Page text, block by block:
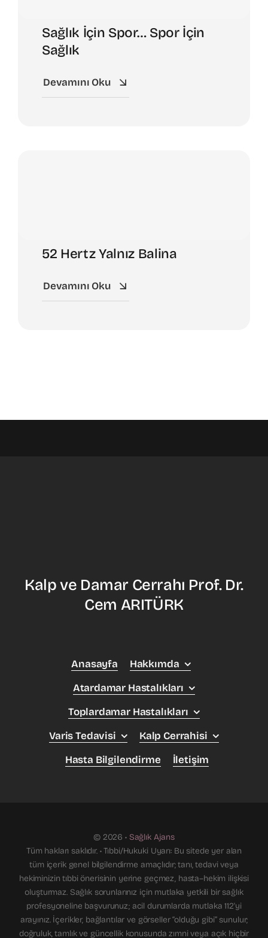
Sağlık İçin Spor… Spor İçin
Sağlık
Devamını Oku
52 Hertz Yalnız Balina
Devamını Oku
Kalp ve Damar Cerrahı Prof. Dr.
Cem ARITÜRK
Anasayfa
Hakkımda
Atardamar Hastalıkları
Toplardamar Hastalıkları
Varis Tedavisi
Kalp Cerrahisi
Hasta Bilgilendirme
İletişim
© 2026 • Sağlık Ajans
Tüm hakları saklıdır. • Tıbbi/Hukuki Uyarı: Bu sitede yer alan
tüm içerik genel bilgilendirme amaçlıdır; tanı, tedavi veya
hekiminizin tıbbi önerisinin yerine geçmez, hasta–hekim ilişkisi
oluşturmaz. Sağlık sorunlarınız için mutlaka yetkili bir sağlık
profesyoneline başvurunuz; acil durumlarda mutlaka 112'yi
arayınız. İçerikler, bağlantılar ve görseller “olduğu gibi” sunulur;
doğruluk, tamlık ve güncellik konusunda zımni veya açık hiçbir